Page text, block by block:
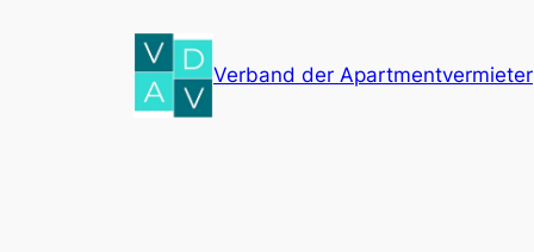
Verband der Apartmentvermieter